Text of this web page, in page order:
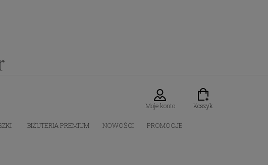
Koszyk
Moje konto
BIŻUTERIA PREMIUM NOWOŚCI PROMOCJE